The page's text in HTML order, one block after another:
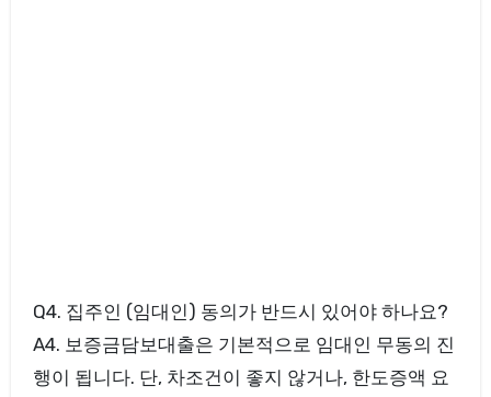
Q4. 집주인 (임대인) 동의가 반드시 있어야 하나요?
A4. 보증금담보대출은 기본적으로 임대인 무동의 진
행이 됩니다. 단, 차조건이 좋지 않거나, 한도증액 요